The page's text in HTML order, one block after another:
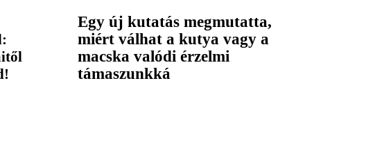
Egy új kutatás megmutatta,
miért válhat a kutya vagy a
macska valódi érzelmi
támaszunkká